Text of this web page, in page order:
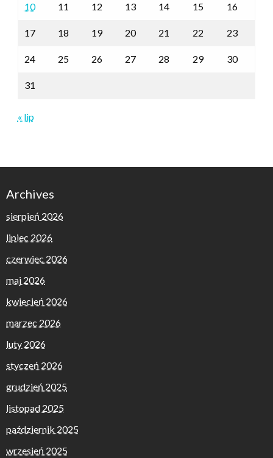
10 11 12 13 14 15 16
17 18 19 20 21 22 23
24 25 26 27 28 29 30
31
« lip
Archives
sierpień 2026
lipiec 2026
czerwiec 2026
maj 2026
kwiecień 2026
marzec 2026
luty 2026
styczeń 2026
grudzień 2025
listopad 2025
październik 2025
wrzesień 2025